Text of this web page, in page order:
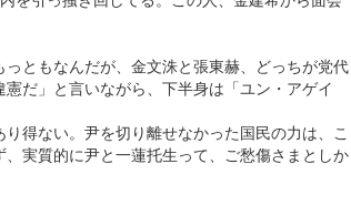
ともなんだが、金文洙と張東赫、どっちが党代
だ」と言いながら、下半身は「ユン・アゲイ
得ない。尹を切り離せなかった国民の力は、こ
実質的に尹と一蓮托生って、ご愁傷さまとしか